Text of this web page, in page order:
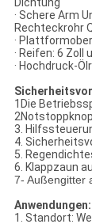
Dichtung
· Schere Arm
Rechteckrohr
·
· Reifen: 6 Zoll
· Hochdruck-
1Die
3.
4.
5.
6. Klappzaun
7- Außengitter
Anwendungen:
1. Standort: